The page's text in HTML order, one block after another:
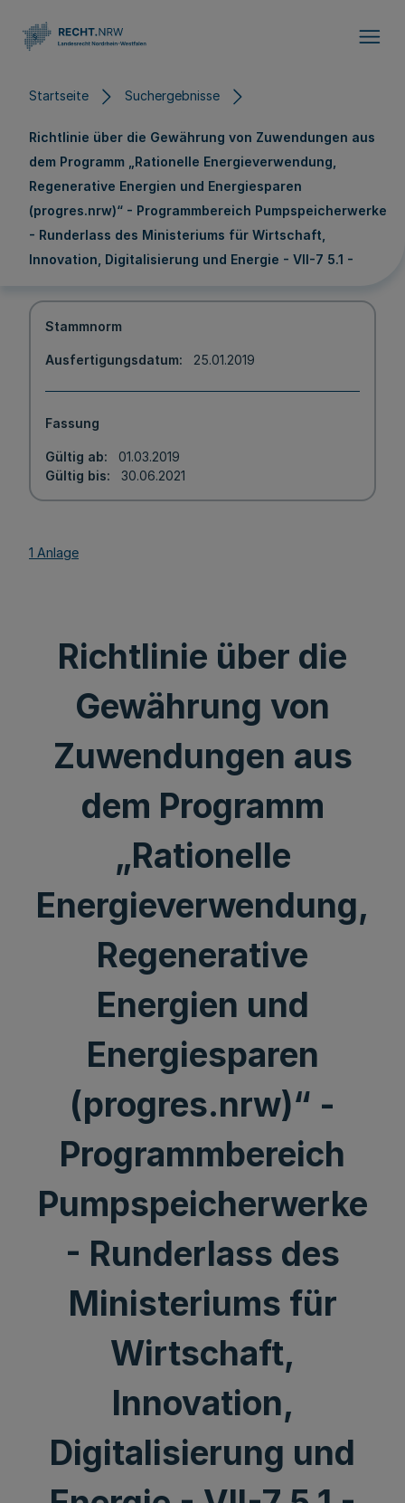
Startseite Suchergebnisse
Richtlinie über die Gewährung von Zuwendungen aus
dem Programm „Rationelle Energieverwendung,
Regenerative Energien und Energiesparen
(progres.nrw)“ - Programmbereich Pumpspeicherwerke
- Runderlass des Ministeriums für Wirtschaft,
Innovation, Digitalisierung und Energie - VII-7 5.1 -
Stammnorm
Ausfertigungsdatum 25.01.2019
Fassung
Gültig ab
01.03.2019
Gültig bis
30.06.2021
1 Anlage
Richtlinie über die
Gewährung von
Zuwendungen aus
dem Programm
„Rationelle
Energieverwendung,
Regenerative
Energien und
Energiesparen
(progres.nrw)“ -
Programmbereich
Pumpspeicherwerke
- Runderlass des
Ministeriums für
Wirtschaft,
Innovation,
Digitalisierung und